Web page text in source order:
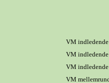
VM indledende
VM indledende
VM indledende
VM